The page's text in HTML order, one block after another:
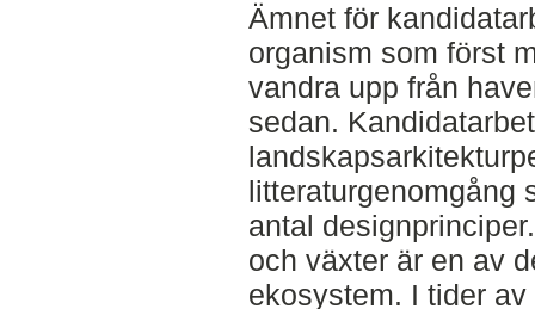
Ämnet för
organism som först
vandra upp från
sedan.
litteraturgenomgång
antal
och växter är en av
ekosystem. I tider